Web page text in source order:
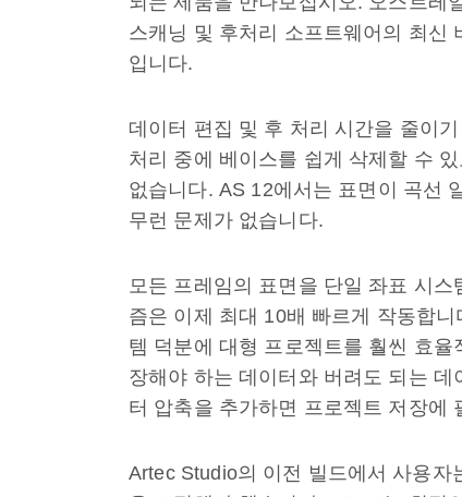
스캐닝 및 후처리 소프트웨어의 최신
입니다.
데이터 편집 및 후 처리 시간을 줄이
처리 중에 베이스를 쉽게 삭제할 수
없습니다. AS 12에서는 표면이 곡선
무런 문제가 없습니다.
모든 프레임의 표면을 단일 좌표 시
즘은 이제 최대 10배 빠르게 작동합
템 덕분에 대형 프로젝트를 훨씬 효
장해야 하는 데이터와 버려도 되는 데
터 압축을 추가하면 프로젝트 저장에
Artec Studio의 이전 빌드에서 사용자